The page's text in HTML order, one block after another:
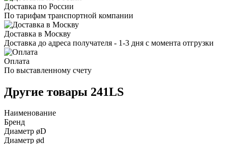
Доставка по России
По тарифам транспортной компании
Доставка в Москву
Доставка до адреса получателя - 1-3 дня с момента отгрузки
Оплата
По выставленному счету
Другие товары 241LS
Наименование
Бренд
Диаметр øD
Диаметр ød